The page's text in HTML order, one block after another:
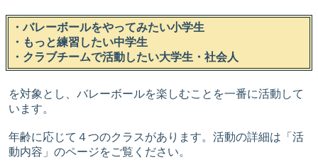
・バレーボールをやってみたい小学生
・もっと練習したい中学生
・クラブチームで活動したい大学生・社会人
を対象とし、バレーボールを楽しむことを一番に活動して
います。
年齢に応じて４つのクラスがあります。活動の詳細は「活
動内容」のページをご覧ください。